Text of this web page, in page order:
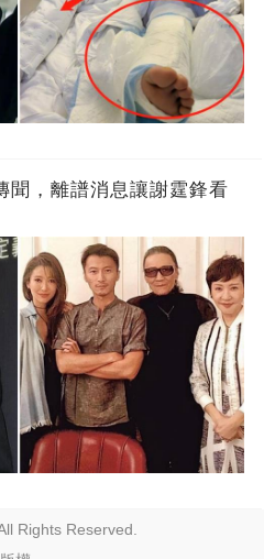
聞，離譜消息讓謝霆鋒看
Rights Reserved.